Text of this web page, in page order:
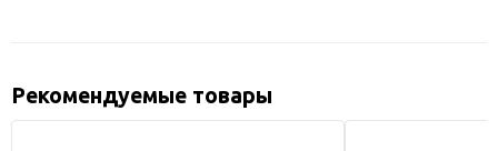
Рекомендуемые товары